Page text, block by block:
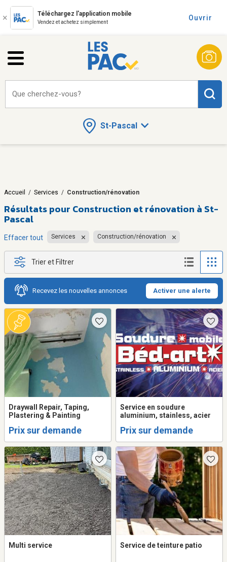
Téléchargez l'application mobile
Vendez et achetez simplement
Ouvrir
St-Pascal
Que cherchez-vous?
Accueil / Services / Construction/rénovation
Résultats pour Construction et rénovation à St-
Pascal
Effacer tout Services Construction/rénovation
Trier et Filtrer
Recevez les nouvelles annonces Activer une alerte
Draywall Repair, Taping,
Plastering & Painting
Prix sur demande
Service en soudure
aluminium, stainless, acier
Prix sur demande
Multi service Service de teinture patio